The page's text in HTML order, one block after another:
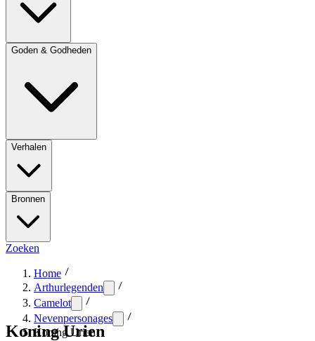
Goden & Godheden
Verhalen
Bronnen
Zoeken
Home
Arthurlegenden
Camelot
Nevenpersonages
Koning Urien
Koning Urien